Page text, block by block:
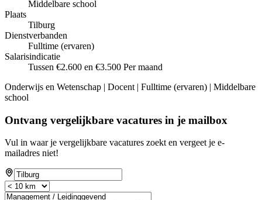
Middelbare school
Plaats
Tilburg
Dienstverbanden
Fulltime (ervaren)
Salarisindicatie
Tussen €2.600 en €3.500 Per maand
Onderwijs en Wetenschap | Docent | Fulltime (ervaren) | Middelbare
school
Ontvang vergelijkbare vacatures in je mailbox
Vul in waar je vergelijkbare vacatures zoekt en vergeet je e-
mailadres niet!